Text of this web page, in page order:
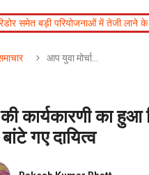
में तेजी लाने के निर्देश कॉमनवेल्थ
आप युवा मोर्चा…
कार्यकारणी का हुआ
गए दायित्व